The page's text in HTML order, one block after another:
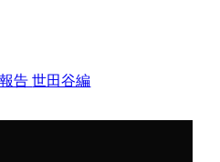
告世田谷編